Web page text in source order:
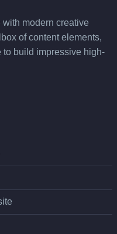
modern creative
of content elements,
build impressive high-